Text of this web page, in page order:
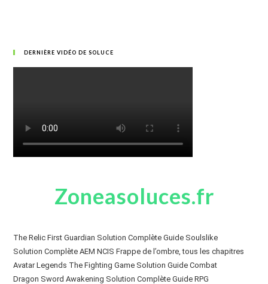
DERNIÈRE VIDÉO DE SOLUCE
Zoneasoluces.fr
The Relic First Guardian Solution Complète Guide Soulslike
Solution Complète AEM NCIS Frappe de l’ombre, tous les chapitres
Avatar Legends The Fighting Game Solution Guide Combat
Dragon Sword Awakening Solution Complète Guide RPG